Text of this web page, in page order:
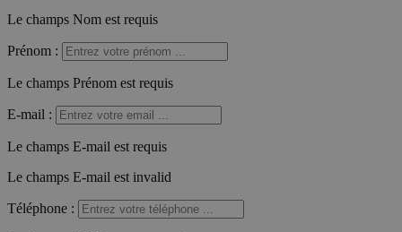
Le champs Nom est requis
Prénom :
Le champs Prénom est requis
E-mail :
Le champs E-mail est requis
Le champs E-mail est invalid
Téléphone :